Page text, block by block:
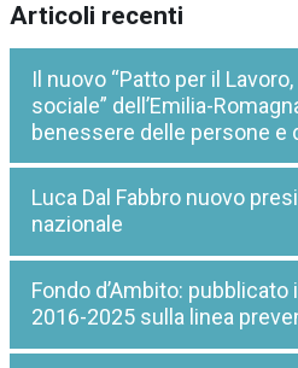
Articoli recenti
Il nuovo “Patto per il
sociale” dell’Emilia-
benessere delle persone e
Luca Dal Fabbro nuovo
nazionale
Fondo d’Ambito:
2016-2025 sulla linea